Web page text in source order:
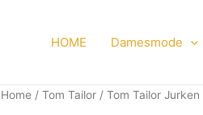
HOME Damesmode
Home / Tom Tailor / Tom Tailor Jurken